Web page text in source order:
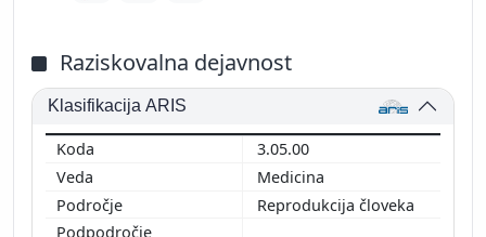
Raziskovalna dejavnost
Klasifikacija ARIS
3.05.00
Medicina
Reprodukcija človeka